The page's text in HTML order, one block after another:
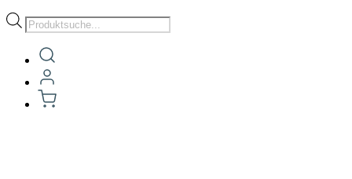
Products
search